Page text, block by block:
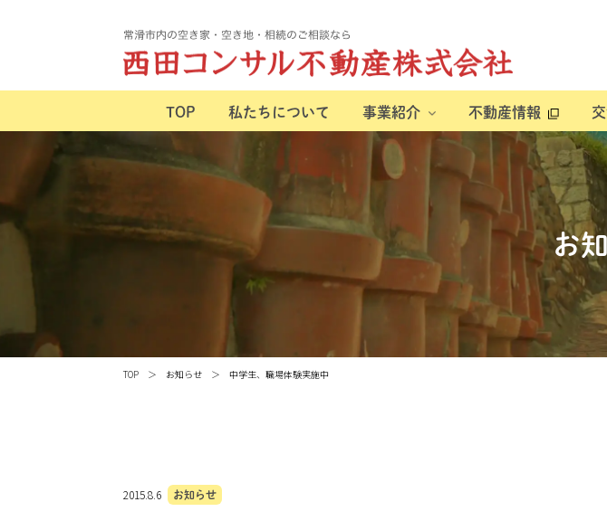
TOP 私たちについて 事業紹介 不動産情報
お
TOP お知らせ 中学生、職場体験実施中
2015.8.6 お知らせ